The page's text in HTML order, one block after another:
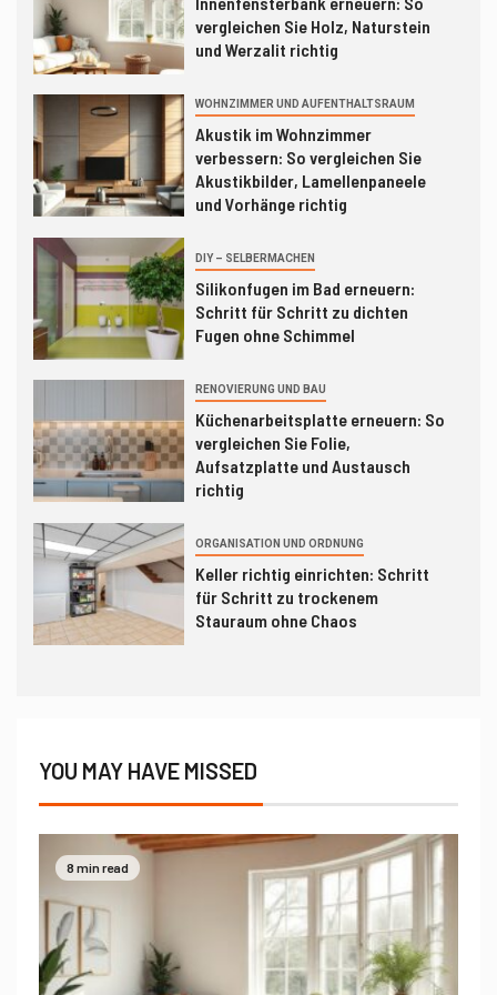
Silikonfugen im Bad erneuern:
Schritt für Schritt zu dichten
Küchenarbeitsplatte erneuern: So
vergleichen Sie Folie,
Aufsatzplatte und Austausch
5 ORGANISATION UND ORDNUNG
Keller richtig einrichten: Schritt
für Schritt zu trockenem
Stauraum ohne Chaos
vergleichen Sie Holz, Naturstein
und Werzalit richtig
WOHNZIMMER UND AUFENTHALTSRAUM
Akustik im Wohnzimmer
verbessern: So vergleichen Sie
Akustikbilder, Lamellenpaneele
und Vorhänge richtig
DIY – SELBERMACHEN
Silikonfugen im Bad erneuern:
Schritt für Schritt zu dichten
Fugen ohne Schimmel
RENOVIERUNG UND BAU
Küchenarbeitsplatte erneuern: So
vergleichen Sie Folie,
Aufsatzplatte und Austausch
richtig
ORGANISATION UND ORDNUNG
Keller richtig einrichten: Schritt
für Schritt zu trockenem
Stauraum ohne Chaos
YOU MAY HAVE MISSED
8 min read